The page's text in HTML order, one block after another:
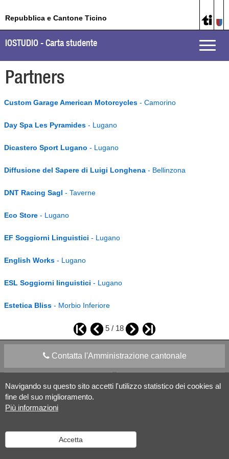
Navigando su questo sito accetti l'utilizzo statistico dei cookies al
fine del suo miglioramento.
Più informazioni
Accetta
Repubblica e Cantone Ticino
Toggle
IOSTUDIO - Carta studente
Partners
Custom Garage American Motorcycles - Camorino
Day Spa Les Pyramides - Lugano
Dicastero Sport Lugano - Lugano
Diffusione del Sapere di Luigi Longhena - Bellinzona
DNT Racing Sagl - Taverne
Eco Store - Lugano
EF Soggiorni Linguistici - Lugano
English Works - Lugano
ESL Soggiorni linguistici - Lugano
Estetica Bliss - Morbio Inferiore
5 / 18
Contatta l'Amministrazione cantonale
Apps Mobile Social media
Versione desktop